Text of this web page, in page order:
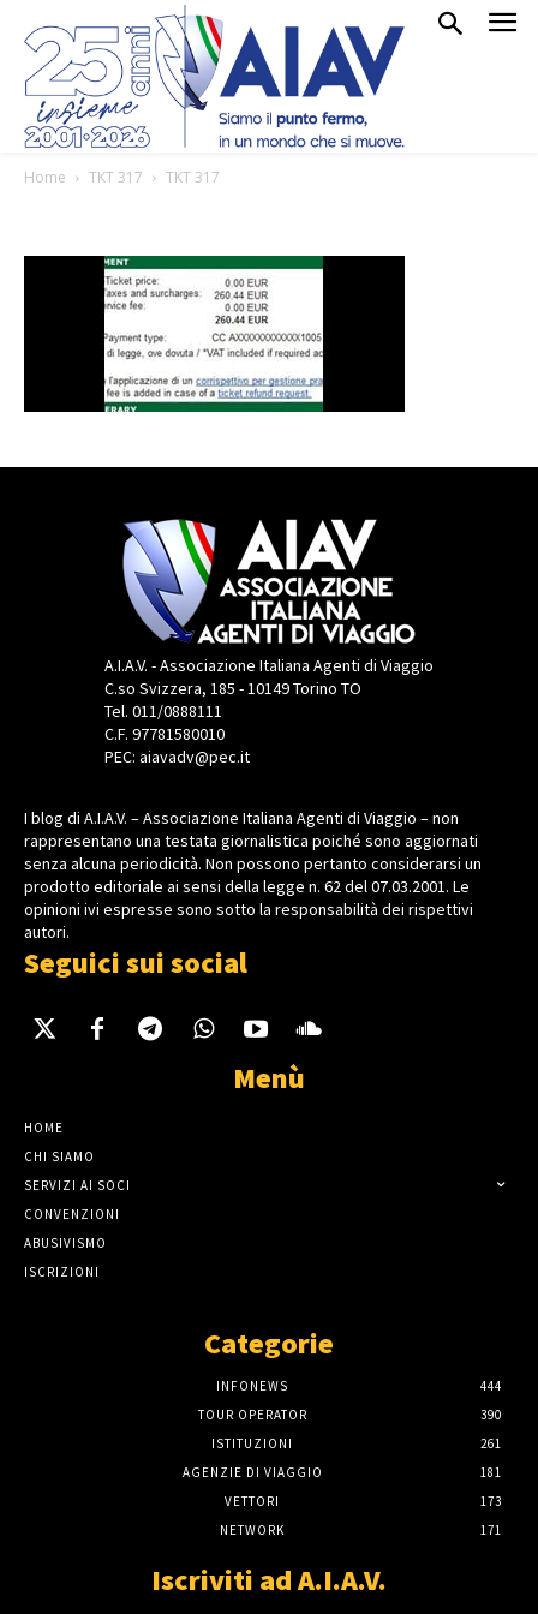
Home TKT 317 TKT 317
A.I.A.V. - Associazione Italiana Agenti di Viaggio
C.so Svizzera, 185 - 10149 Torino TO
Tel. 011/0888111
C.F. 97781580010
PEC: aiavadv@pec.it
I blog di A.I.A.V. – Associazione Italiana Agenti di Viaggio – non
rappresentano una testata giornalistica poiché sono aggiornati
senza alcuna periodicità. Non possono pertanto considerarsi un
prodotto editoriale ai sensi della legge n. 62 del 07.03.2001. Le
opinioni ivi espresse sono sotto la responsabilità dei rispettivi
autori.
Seguici sui social
Menù
HOME
CHI SIAMO
SERVIZI AI SOCI
CONVENZIONI
ABUSIVISMO
ISCRIZIONI
Categorie
INFONEWS
444
TOUR OPERATOR
390
ISTITUZIONI
261
AGENZIE DI VIAGGIO
181
VETTORI
173
NETWORK
171
Iscriviti ad A.I.A.V.